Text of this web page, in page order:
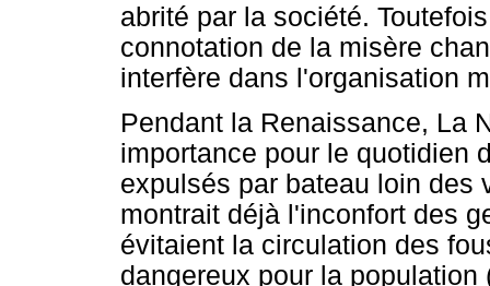
abrité par la société.
connotation de la misère
interfère dans l'organisation
Pendant la Renaissance, La
importance pour le quotidien
expulsés par bateau loin des
montrait déjà l'inconfort des
évitaient la circulation des
dangereux pour la population